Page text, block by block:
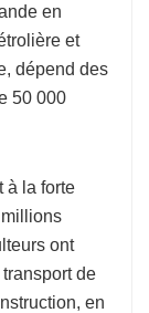
en
et
dépend des
50 000
à la forte
ont
de
en